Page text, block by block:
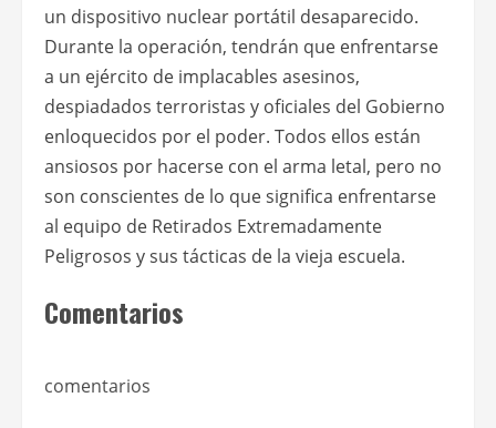
un dispositivo nuclear portátil desaparecido.
Durante la operación, tendrán que enfrentarse
a un ejército de implacables asesinos,
despiadados terroristas y oficiales del Gobierno
enloquecidos por el poder. Todos ellos están
ansiosos por hacerse con el arma letal, pero no
son conscientes de lo que significa enfrentarse
al equipo de Retirados Extremadamente
Peligrosos y sus tácticas de la vieja escuela.
Comentarios
comentarios